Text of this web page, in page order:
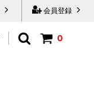
会員登録
0